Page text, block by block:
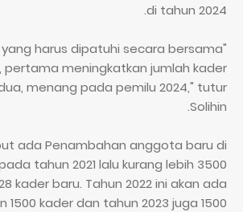
di tahun 2024.
yang harus dipatuhi secara bersama
pertama meningkatkan jumlah kader
menang pada pemilu 2024," tutur
Solihin.
ada Penambahan anggota baru di
tahun 2021 lalu kurang lebih 3500
kader baru. Tahun 2022 ini akan ada
1500 kader dan tahun 2023 juga 1500